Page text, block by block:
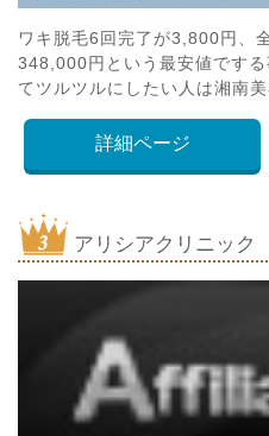
ワキ脱毛6回完了が3,800円、
348,000円という最安値です
てツルツルにしたい人は湘南
詳細ページ
アリシアクリニック